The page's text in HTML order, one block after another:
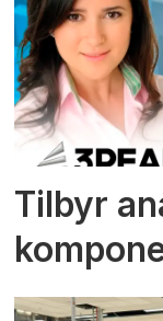
Tilbyr